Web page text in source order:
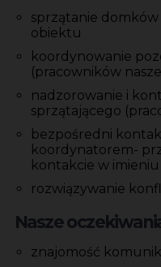
sprzątanie
obiektu
koordynowanie
(pracowników
nadzorowanie i
sprzątającego
bezpośredni
koordynatorem-
kontakcie w
rozwiązywanie
Nasze
znajomość